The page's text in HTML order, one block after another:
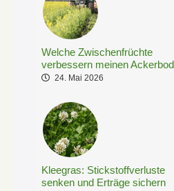
Welche Zwischenfrüchte
verbessern meinen
24. Mai 2026
Kleegras: Stickstoffverluste
senken und Erträge sichern